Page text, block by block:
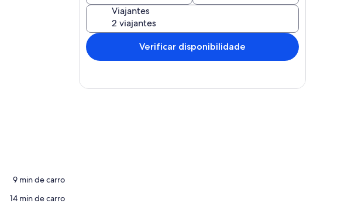
‪9 min de carro‬
‪14 min de carro‬
Viajantes
Verificar disponibilidade